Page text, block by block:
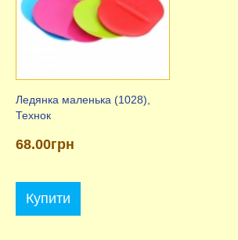
Ледянка маленька (1028),
Технок
68.00грн
Купити